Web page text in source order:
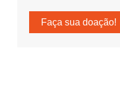
Faça sua doação!